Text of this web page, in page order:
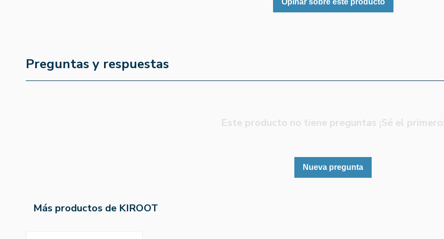
Opinar sobre este producto
Preguntas y respuestas
Este producto no tiene preguntas ¡Sé el
Nueva pregunta
Más productos de KIROOT